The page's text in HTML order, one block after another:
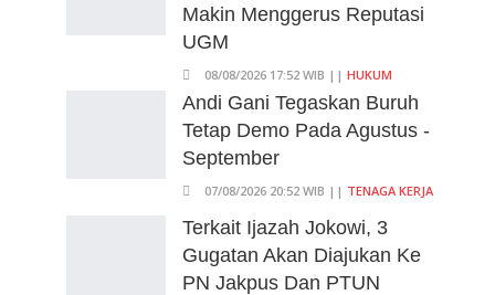
Makin Menggerus Reputasi
UGM
08/08/2026 17:52 WIB || HUKUM
Andi Gani Tegaskan Buruh
Tetap Demo Pada Agustus -
September
07/08/2026 20:52 WIB || TENAGA KERJA
Terkait Ijazah Jokowi, 3
Gugatan Akan Diajukan Ke
PN Jakpus Dan PTUN